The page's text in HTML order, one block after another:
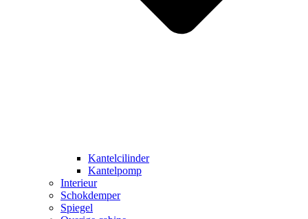
Kantelcilinder
Kantelpomp
Interieur
Schokdemper
Spiegel